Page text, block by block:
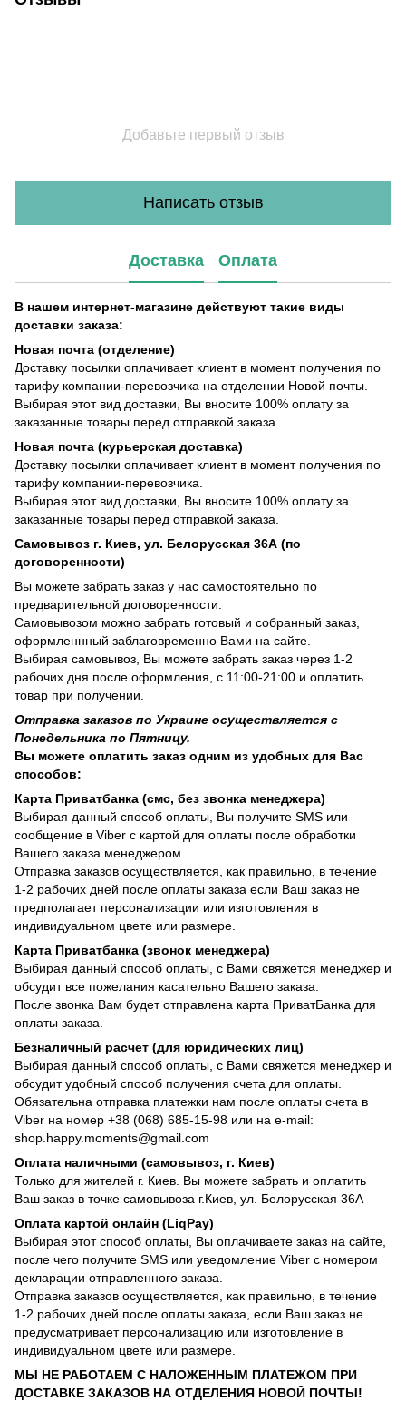
Добавьте первый отзыв
Написать отзыв
Доставка Оплата
В нашем интернет-магазине действуют такие виды
доставки заказа:
Новая почта (отделение)
Доставку посылки оплачивает клиент в момент получения по
тарифу компании-перевозчика на отделении Новой почты.
Выбирая этот вид доставки, Вы вносите 100% оплату за
заказанные товары перед отправкой заказа.
Новая почта (курьерская доставка)
Доставку посылки оплачивает клиент в момент получения по
тарифу компании-перевозчика.
Выбирая этот вид доставки, Вы вносите 100% оплату за
заказанные товары перед отправкой заказа.
Самовывоз г. Киев, ул. Белорусская 36А (по
договоренности)
Вы можете забрать заказ у нас самостоятельно по
предварительной договоренности.
Самовывозом можно забрать готовый и собранный заказ,
оформленнный заблаговременно Вами на сайте.
Выбирая самовывоз, Вы можете забрать заказ через 1-2
рабочих дня после оформления, с 11:00-21:00 и оплатить
товар при получении.
Отправка заказов по Украине осуществляется с
Понедельника по Пятницу.
Вы можете оплатить заказ одним из удобных для Вас
способов:
Карта Приватбанка (смс, без звонка менеджера)
Выбирая данный способ оплаты, Вы получите SMS или
сообщение в Viber с картой для оплаты после обработки
Вашего заказа менеджером.
Отправка заказов осуществляется, как правильно, в течение
1-2 рабочих дней после оплаты заказа если Ваш заказ не
предполагает персонализации или изготовления в
индивидуальном цвете или размере.
Карта Приватбанка (звонок менеджера)
Выбирая данный способ оплаты, с Вами свяжется менеджер и
обсудит все пожелания касательно Вашего заказа.
После звонка Вам будет отправлена карта ПриватБанка для
оплаты заказа.
Безналичный расчет (для юридических лиц)
Выбирая данный способ оплаты, с Вами свяжется менеджер и
обсудит удобный способ получения счета для оплаты.
Обязательна отправка платежки нам после оплаты счета в
Viber на номер +38 (068) 685-15-98 или на e-mail:
shop.happy.moments@gmail.com
Оплата наличными (самовывоз, г. Киев)
Только для жителей г. Киев. Вы можете забрать и оплатить
Ваш заказ в точке самовывоза г.Киев, ул. Белорусская 36А
Оплата картой онлайн (LiqPay)
Выбирая этот способ оплаты, Вы оплачиваете заказ на сайте,
после чего получите SMS или уведомление Viber с номером
декларации отправленного заказа.
Отправка заказов осуществляется, как правильно, в течение
1-2 рабочих дней после оплаты заказа, если Ваш заказ не
предусматривает персонализацию или изготовление в
индивидуальном цвете или размере.
МЫ НЕ РАБОТАЕМ С НАЛОЖЕННЫМ ПЛАТЕЖОМ ПРИ
ДОСТАВКЕ ЗАКАЗОВ НА ОТДЕЛЕНИЯ НОВОЙ ПОЧТЫ!